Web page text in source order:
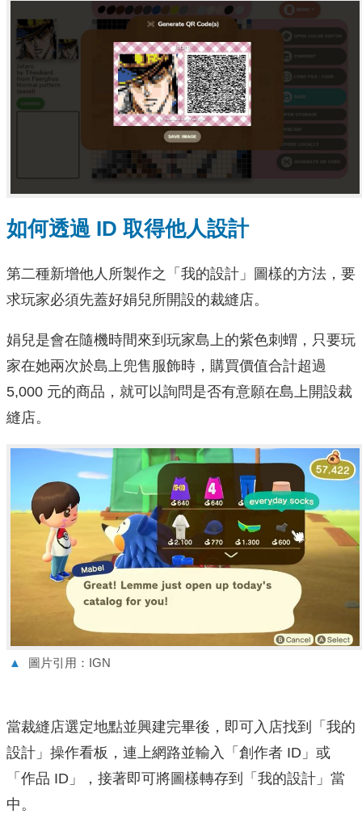
如何透過 ID 取得他人設計
第二種新增他人所製作之「我的設計」圖樣的方法，要
求玩家必須先蓋好娟兒所開設的裁縫店。
娟兒是會在隨機時間來到玩家島上的紫色刺蝟，只要玩
家在她兩次於島上兜售服飾時，購買價值合計超過
5,000 元的商品，就可以詢問是否有意願在島上開設裁
縫店。
▲ 圖片引用：IGN
當裁縫店選定地點並興建完畢後，即可入店找到「我的
設計」操作看板，連上網路並輸入「創作者 ID」或
「作品 ID」，接著即可將圖樣轉存到「我的設計」當
中。